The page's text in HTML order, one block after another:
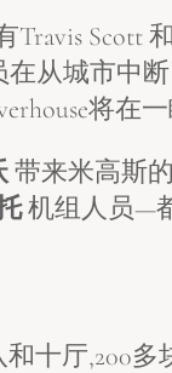
Travis Scott
在从城市中
将在
带来米高斯
机组人员—
十厅,200多